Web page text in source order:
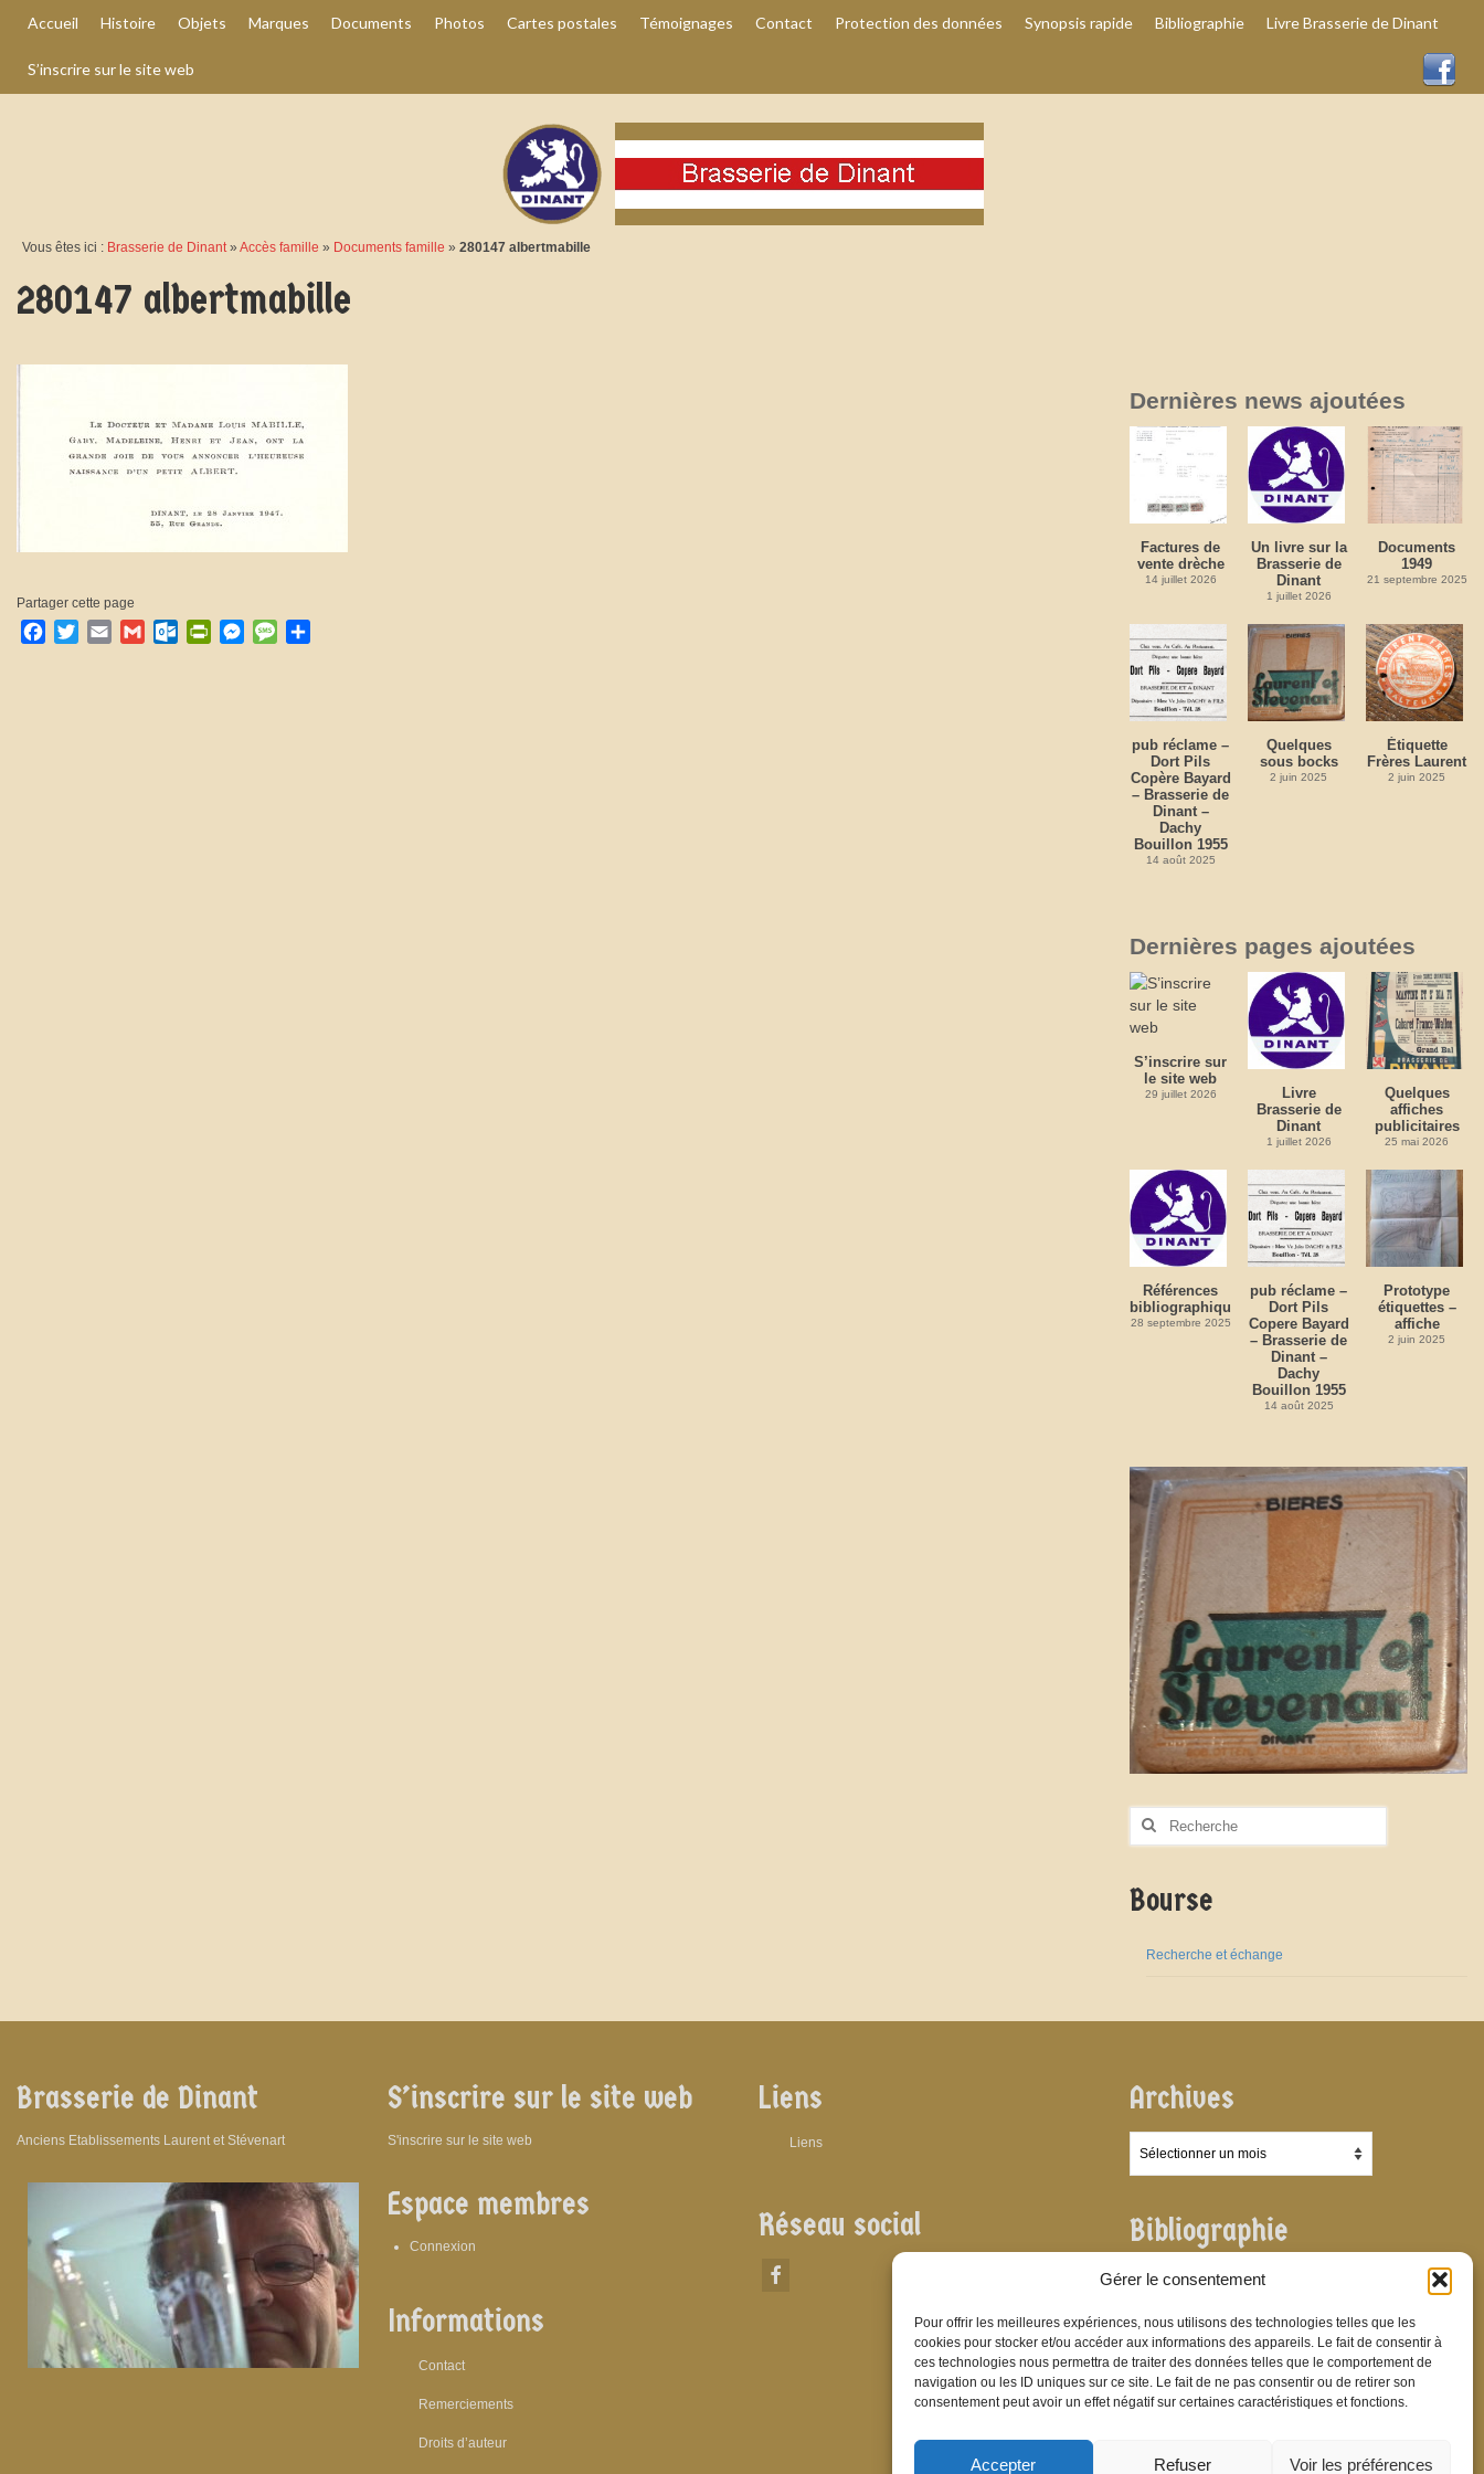
Gérer le consentement
Pour offrir les meilleures expériences, nous utilisons des technologies telles que les
cookies pour stocker et/ou accéder aux informations des appareils. Le fait de consentir à
ces technologies nous permettra de traiter des données telles que le comportement de
navigation ou les ID uniques sur ce site. Le fait de ne pas consentir ou de retirer son
consentement peut avoir un effet négatif sur certaines caractéristiques et fonctions.
Accepter Refuser Voir les préférences
Accueil Histoire Objets Marques Documents Photos Cartes postales Témoignages Contact Protection des données Synopsis rapide Bibliographie Livre Brasserie de Dinant
S’inscrire sur le site web
Vous êtes ici : Brasserie de Dinant» Accès famille » Documents famille » 280147 albertmabille
280147 albertmabille
Partager cette page
Facebook
TwitterEmail GmailOutlook.com
PrintFriendly
Messenger
Message
Dernières news ajoutées
Factures de
vente drèche
14 juillet 2026
Un livre sur la
Brasserie de
Dinant
1 juillet 2026
Documents
1949
21 septembre 2025
pub réclame –
Dort Pils
Copère Bayard
– Brasserie de
Dinant –
Dachy
Bouillon 1955
14 août 2025
Quelques
sous bocks
2 juin 2025
Étiquette
Frères Laurent
2 juin 2025
Dernières pages ajoutées
S’inscrire sur
le site web
29 juillet 2026
Livre
Brasserie de
Dinant
1 juillet 2026
Quelques
affiches
publicitaires
25 mai 2026
Références
bibliographiques
28 septembre 2025
pub réclame –
Dort Pils
Copere Bayard
– Brasserie de
Dinant –
Dachy
Bouillon 1955
14 août 2025
Prototype
étiquettes –
affiche
2 juin 2025
Rechercher
Bourse
Recherche et échange
Brasserie de Dinant
Anciens Etablissements Laurent et Stévenart
S’inscrire sur le site web
S'inscrire sur le site web
Espace membres
Connexion
Informations
Contact
Remerciements
Droits d’auteur
Liens
Liens
Réseau social
Archives
Bibliographie
Bibliographie